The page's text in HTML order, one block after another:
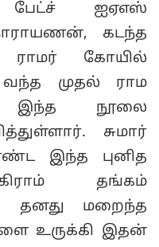
பேட்ச் ஐஏஎஸ்
கடந்த
ராமர் கோயில்
வந்த முதல் ராம
இந்த நூலை
சுமார்
இந்த புனித
தங்கம்
தனது மறைந்த
உருக்கி இதன்